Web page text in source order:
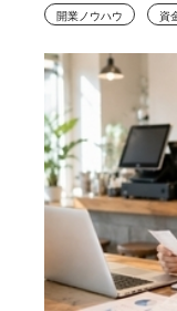
開業ノウハウ 資